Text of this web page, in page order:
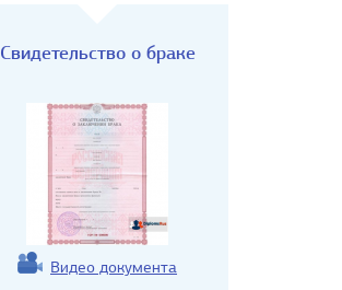
Свидетельство о браке
Видео документа